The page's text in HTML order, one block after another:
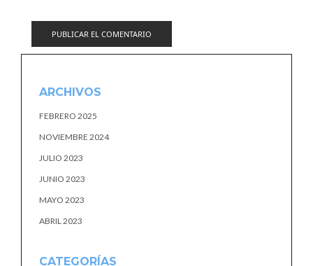
ARCHIVOS
FEBRERO 2025
NOVIEMBRE 2024
JULIO 2023
JUNIO 2023
MAYO 2023
ABRIL 2023
CATEGORÍAS